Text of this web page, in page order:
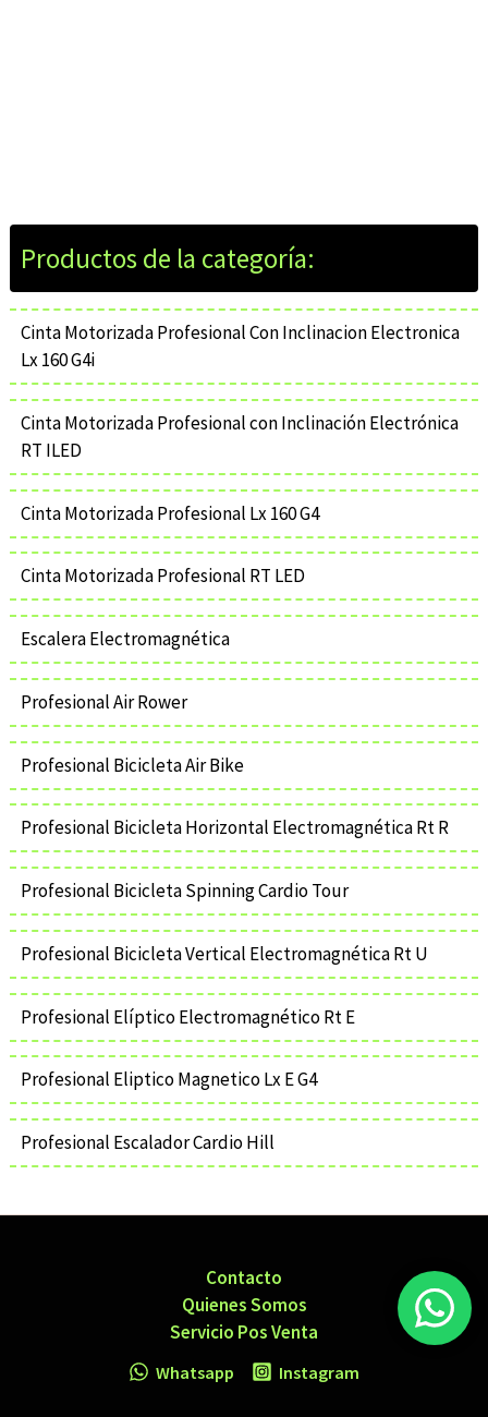
Cinta Motorizada Profesional Con Inclinacion Electronica
Lx 160 G4i
Cinta Motorizada Profesional con Inclinación Electrónica
RT ILED
Cinta Motorizada Profesional Lx 160 G4
Cinta Motorizada Profesional RT LED
Escalera Electromagnética
Profesional Air Rower
Profesional Bicicleta Air Bike
Profesional Bicicleta Horizontal Electromagnética Rt R
Profesional Bicicleta Spinning Cardio Tour
Profesional Bicicleta Vertical Electromagnética Rt U
Profesional Elíptico Electromagnético Rt E
Profesional Eliptico Magnetico Lx E G4
Profesional Escalador Cardio Hill
Contacto
Quienes Somos
Servicio Pos Venta
Whatsapp Instagram